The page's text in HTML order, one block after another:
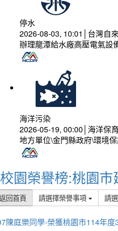
停水
2026-08-03, 10:01│台灣自
辦理龍潭給水廠高壓電氣設
海洋污染
2026-05-19, 00:00│海洋保
地方單位\金門縣政府\環境
校園榮譽榜:桃園
回首頁 請選擇榮譽事項 請
陳庭樂同學-榮獲桃園市114年